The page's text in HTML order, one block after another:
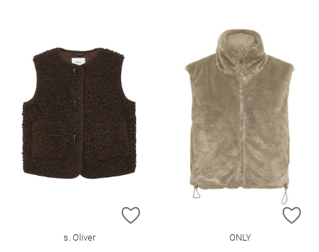
ZUR WUNSCHLISTE HINZUFÜGEN
s. Oliver ONLY